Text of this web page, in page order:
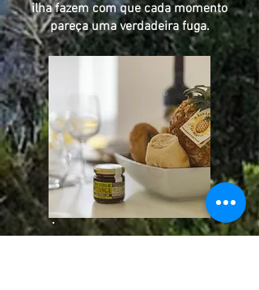
ilha fazem com que cada momento
pareça uma verdadeira fuga.